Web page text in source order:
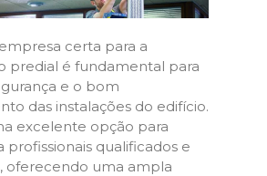
certa para a
predial é fundamental para
e o bom
das instalações do edifício.
excelente opção para
profissionais qualificados e
oferecendo uma ampla